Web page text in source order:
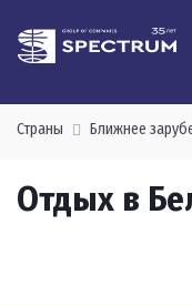
Страны Ближнее
Отдых в